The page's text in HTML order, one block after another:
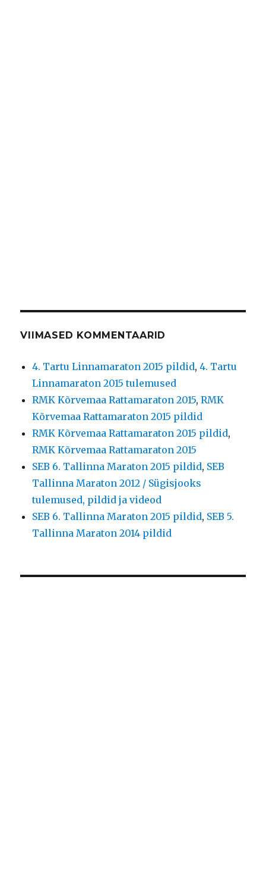
VIIMASED KOMMENTAARID
4. Tartu Linnamaraton 2015 pildid,4. Tartu
Linnamaraton 2015 tulemused
RMK Kõrvemaa Rattamaraton 2015,RMK
Kõrvemaa Rattamaraton 2015 pildid
RMK Kõrvemaa Rattamaraton 2015 pildid,
RMK Kõrvemaa Rattamaraton 2015
SEB 6. Tallinna Maraton 2015 pildid, SEB
Tallinna Maraton 2012 / Sügisjooks
tulemused, pildid ja videod
SEB 6. Tallinna Maraton 2015 pildid, SEB 5.
Tallinna Maraton 2014 pildid